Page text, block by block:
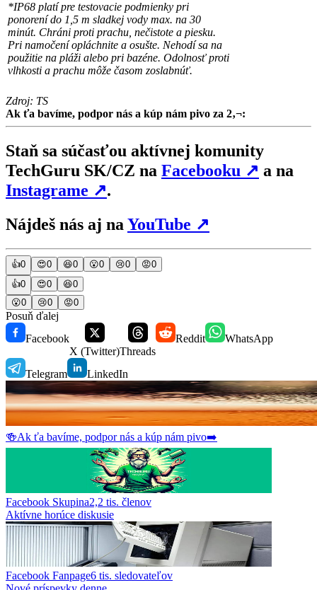
*IP68 platí pre testovacie podmienky pri
ponorení do 1,5 m sladkej vody max. na 30
minút. Chráni proti prachu, nečistote a piesku.
Pri namočení opláchnite a osušte. Nehodí sa na
použitie na pláži alebo pri bazéne. Odolnosť proti
vlhkosti a prachu môže časom zoslabnúť.
Zdroj: TS
Ak ťa bavíme, podpor nás a kúp nám pivo za 2‚¬:
Staň sa súčasťou aktívnej komunity
TechGuru SK/CZ na Facebooku ↗ a na
Instagrame ↗.
Nájdeš nás aj na YouTube ↗
👍0 😍0 😆0 😮0 😢0 😡0
👍0 😍0 😆0
😮0 😢0 😡0
Posuň ďalej
Facebook
X (Twitter)Threads
Reddit WhatsApp
Telegram LinkedIn
🍻Ak ťa bavíme, podpor nás a kúp nám pivo➡️
Facebook Skupina2,2 tis. členov
Aktívne horúce diskusie
Facebook Fanpage6 tis. sledovateľov